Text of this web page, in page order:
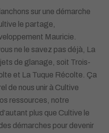
sur une démarche
le partage,
Mauricie.
ne le savez pas déjà, La
de glanage, soit Trois-
et La Tuque Récolte. Ça
de nous unir à Cultive
ressources, notre
plus que Cultive le
démarches pour devenir